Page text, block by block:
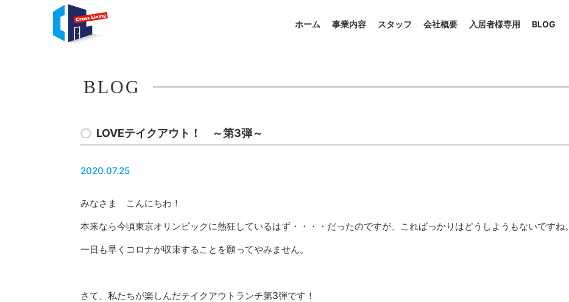
ホーム 事業内容 スタッフ 会社概要 入居者様専用 BLOG
BLOG
LOVEテイクアウト！ ～第3弾～
2020.07.25
みなさま こんにちわ！
本来なら今頃東京オリンピックに熱狂しているはず・・・・だったのですが、こればっかりはどうしようもないですね。
一日も早くコロナが収束することを願ってやみません。
さて、私たちが楽しんだテイクアウトランチ第3弾です！